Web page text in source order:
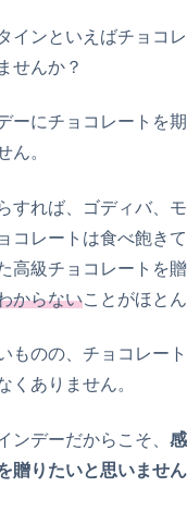
インといえばチョコ
せんか？
ーにチョコレートを
ん。
すれば、ゴディバ、
コレートは食べ飽き
高級チョコレートを
からないことがほとん
ものの、チョコレー
くありません。
ンデーだからこそ、
贈りたいと思いませ